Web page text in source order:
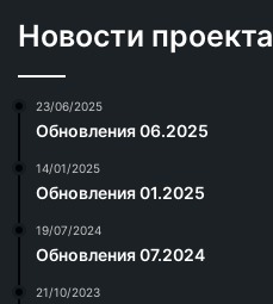
Новости проекта
23/06/2025
Обновления 06.2025
14/01/2025
Обновления 01.2025
19/07/2024
Обновления 07.2024
21/10/2023